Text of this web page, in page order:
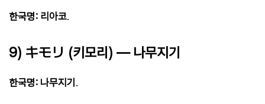
한국명: 리아코.
9) キモリ (키모리) — 나무지기
한국명: 나무지기 .